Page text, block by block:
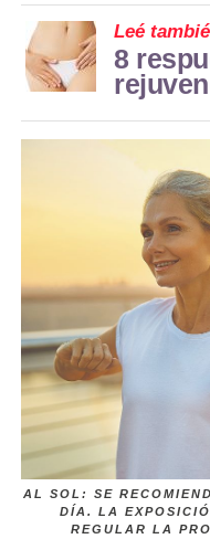
Leé
8
AL SOL: SE
DÍA. LA
REGULAR LA